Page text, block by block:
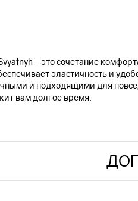
- это сочетание
эластичность и
и подходящими для
вам долгое время.